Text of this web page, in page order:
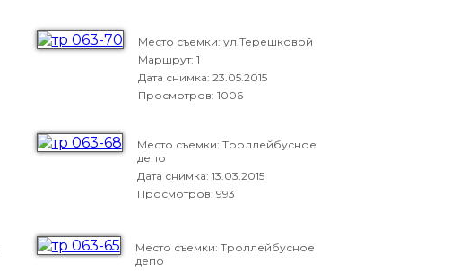
Место съемки: ул.Терешковой
Маршрут: 1
Дата снимка: 23.05.2015
Просмотров: 1006
Место съемки: Троллейбусное
депо
Дата снимка: 13.03.2015
Просмотров: 993
Место съемки: Троллейбусное
депо